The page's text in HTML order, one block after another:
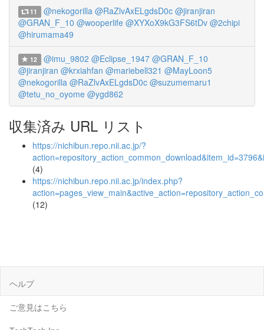
11 @nekogorilla @RaZlvAxELgdsD0c @jiranjiran
@GRAN_F_10 @wooperlife @XYXoX9kG3FS6tDv @2chipi
@hirumama49
12 @imu_9802 @Eclipse_1947 @GRAN_F_10
@jiranjiran @krxiahfan @mariebell321 @MayLoon5
@nekogorilla @RaZlvAxELgdsD0c @suzumemaru1
@tetu_no_oyome @ygd862
収集済み URL リスト
https://nichibun.repo.nii.ac.jp/?
(4)
https://nichibun.repo.nii.ac.jp/index.php?
(12)
ヘルプ
ご意見はこちら